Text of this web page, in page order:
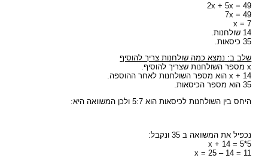
2x + 5x = 49
7x = 49
x = 7
14 שולחנות.
35 כיסאות.
שלב ב: נמצא כמה שולחנות צריך להוסיף
x מספר השולחנות שצריך להוסיף.
x + 14 הוא מספר השולחנות לאחר ההוספה.
35 הוא מספר הכיסאות.
היחס בין השולחנות לכיסאות הוא 5:7 ולכן המשוואה היא:
נכפיל את המשוואה ב 35 ונקבל:
x + 14 = 5*5
x = 25 – 14 = 11